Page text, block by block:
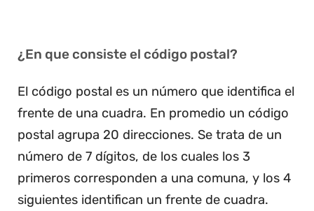
¿En que consiste el código postal?
El código postal es un número que identifica el
frente de una cuadra. En promedio un código
postal agrupa 20 direcciones. Se trata de un
número de 7 dígitos, de los cuales los 3
primeros corresponden a una comuna, y los 4
siguientes identifican un frente de cuadra.